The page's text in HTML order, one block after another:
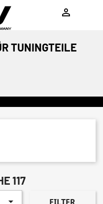

TUNINGTEILE
117
 FILTER